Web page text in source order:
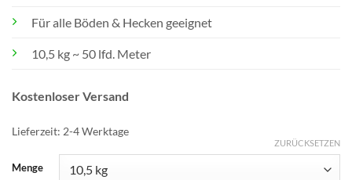
Für alle Böden & Hecken geeignet
10,5 kg ~ 50 lfd. Meter
Kostenloser Versand
Lieferzeit: 2-4 Werktage
Menge
ZURÜCKSETZEN